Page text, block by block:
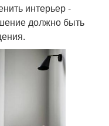
интерьер -
должно быть